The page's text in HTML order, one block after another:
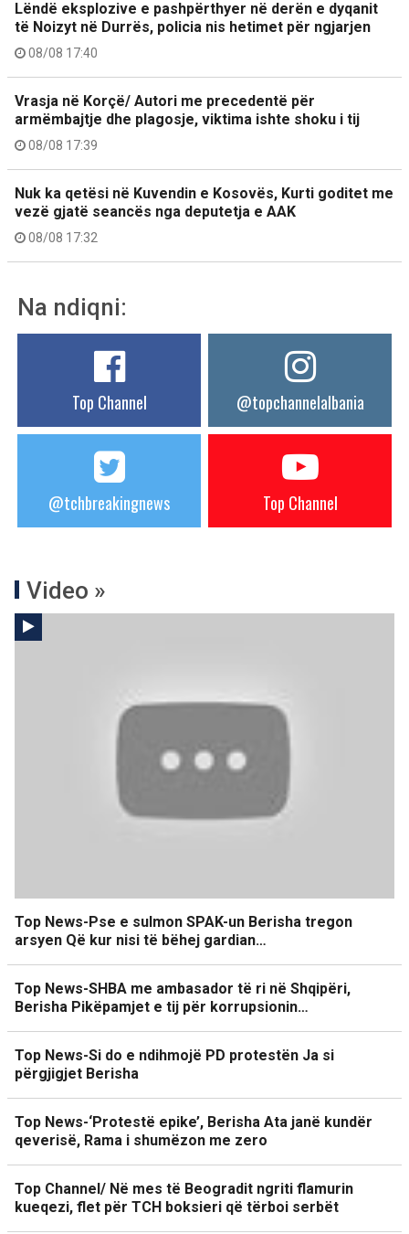
Lëndë eksplozive e pashpërthyer në derën e dyqanit
të Noizyt në Durrës, policia nis hetimet për ngjarjen
08/08 17:40
Vrasja në Korçë/ Autori me precedentë për
armëmbajtje dhe plagosje, viktima ishte shoku i tij
08/08 17:39
Nuk ka qetësi në Kuvendin e Kosovës, Kurti goditet me
vezë gjatë seancës nga deputetja e AAK
08/08 17:32
Na ndiqni:
Top Channel @topchannelalbania
@tchbreakingnews Top Channel
Video »
Top News-Pse e sulmon SPAK-un Berisha tregon
arsyen Që kur nisi të bëhej gardian…
Top News-SHBA me ambasador të ri në Shqipëri,
Berisha Pikëpamjet e tij për korrupsionin…
Top News-Si do e ndihmojë PD protestën Ja si
përgjigjet Berisha
Top News-‘Protestë epike’, Berisha Ata janë kundër
qeverisë, Rama i shumëzon me zero
Top Channel/ Në mes të Beogradit ngriti flamurin
kueqezi, flet për TCH boksieri që tërboi serbët